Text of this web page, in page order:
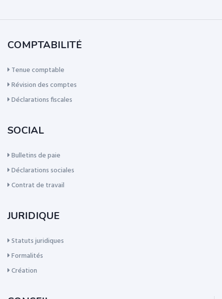
COMPTABILITÉ
Tenue comptable
Révision des comptes
Déclarations fiscales
SOCIAL
Bulletins de paie
Déclarations sociales
Contrat de travail
JURIDIQUE
Statuts juridiques
Formalités
Création